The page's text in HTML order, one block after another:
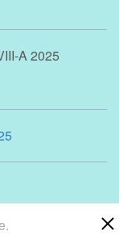
A 2025